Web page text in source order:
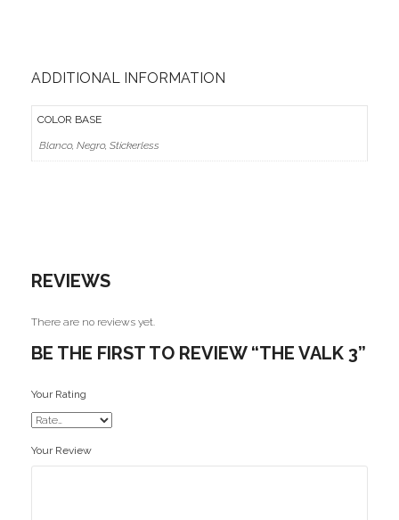
ADDITIONAL INFORMATION
COLOR BASE
Blanco, Negro, Stickerless
REVIEWS
There are no reviews yet.
BE THE FIRST TO REVIEW “THE VALK 3”
Your Rating
Your Review